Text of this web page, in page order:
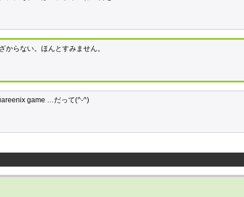
らない。ほんとすみません。
game …だって(^-^)